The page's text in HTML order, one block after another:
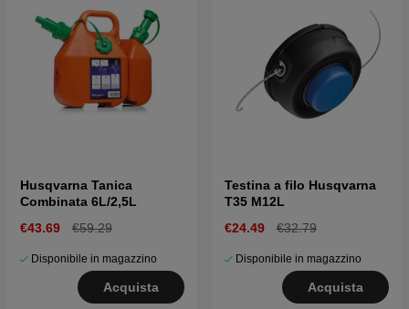
Husqvarna Tanica
Combinata 6L/2,5L
€43.69
€59.29
Disponibile in magazzino
Acquista
Testina a filo Husqvarna
T35 M12L
€24.49
€32.79
Disponibile in magazzino
Acquista